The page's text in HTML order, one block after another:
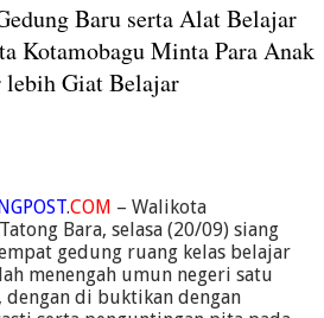
Baru serta Alat Belajar
Kotamobagu Minta Para Anak
Giat Belajar
.COM – Walikota
Bara, selasa (20/09) siang
gedung ruang kelas belajar
menengah umun negeri satu
dengan di buktikan dengan